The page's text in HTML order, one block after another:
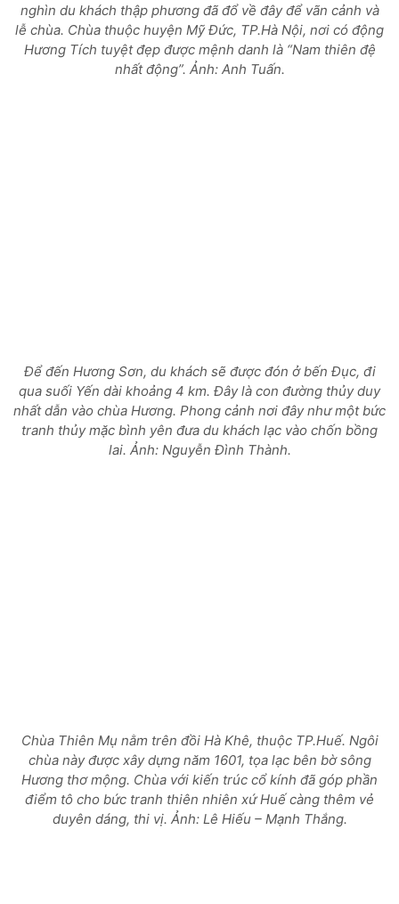
nghìn du khách thập phương đã đổ về đây để vãn cảnh và
lễ chùa. Chùa thuộc huyện Mỹ Đức, TP.Hà Nội, nơi có động
Hương Tích tuyệt đẹp được mệnh danh là “Nam thiên đệ
nhất động”. Ảnh: Anh Tuấn.
Để đến Hương Sơn, du khách sẽ được đón ở bến Đục, đi
qua suối Yến dài khoảng 4 km. Đây là con đường thủy duy
nhất dẫn vào chùa Hương. Phong cảnh nơi đây như một bức
tranh thủy mặc bình yên đưa du khách lạc vào chốn bồng
lai. Ảnh: Nguyễn Đình Thành.
Chùa Thiên Mụ nằm trên đồi Hà Khê, thuộc TP.Huế. Ngôi
chùa này được xây dựng năm 1601, tọa lạc bên bờ sông
Hương thơ mộng. Chùa với kiến trúc cổ kính đã góp phần
điểm tô cho bức tranh thiên nhiên xứ Huế càng thêm vẻ
duyên dáng, thi vị. Ảnh: Lê Hiếu – Mạnh Thắng.